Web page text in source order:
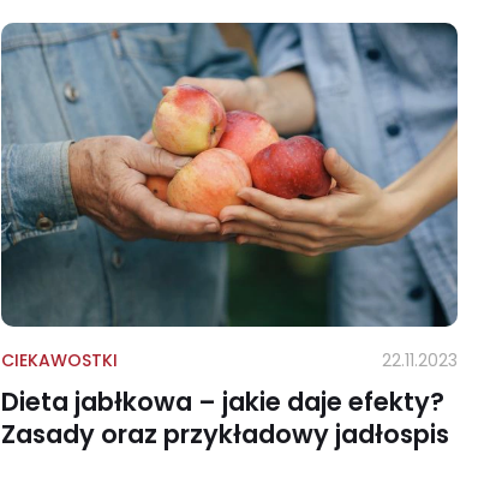
CIEKAWOSTKI 22.11.2023
Dieta jabłkowa – jakie daje efekty?
Zasady oraz przykładowy jadłospis